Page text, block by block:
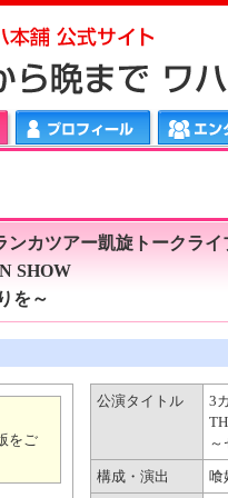
プロフィール
ンカツアー凱旋トークライ
SHOW
を～
をご
公演タイトル
3
～
構成・演出
喰